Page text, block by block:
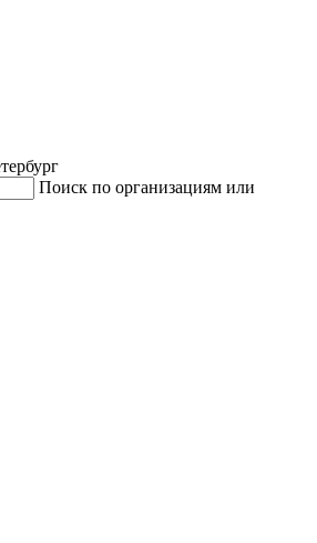
Поиск по организациям или